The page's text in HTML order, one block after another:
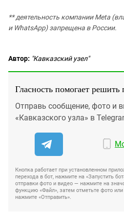
** деятельность компании Meta
и WhatsApp) запрещена в России.
Автор: "Кавказский узел"
Гласность помогает
Отправь сообщение, фото и
«Кавказского узла» в
Кнопка работает при установленном
перехода в бот, нажмите на «Запустить
отправки фото и видео — нажмите на
функцию «Файл», затем отметьте фото
нажмите «Отправить».